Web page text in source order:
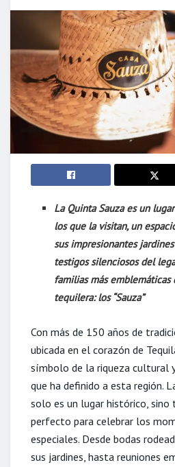
La Quinta Sauza es un
los que la visitan, un
sus impresionantes
testigos silenciosos del
familias más emblemáticas
tequilera: los “Sauza”
Con más de 150 años de
ubicada en el corazón de
símbolo de la riqueza cultural
que ha definido a esta región.
solo es un lugar histórico, sino
perfecto para celebrar los
especiales. Desde bodas
sus jardines, hasta reuniones